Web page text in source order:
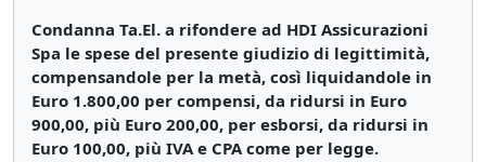
Condanna Ta.El. a rifondere ad HDI Assicurazioni
Spa le spese del presente giudizio di legittimità,
compensandole per la metà, così liquidandole in
Euro 1.800,00 per compensi, da ridursi in Euro
900,00, più Euro 200,00, per esborsi, da ridursi in
Euro 100,00, più IVA e CPA come per legge.